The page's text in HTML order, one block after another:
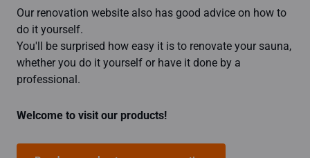
Our renovation website also has good advice on how to
do it yourself.
You'll be surprised how easy it is to renovate your sauna,
whether you do it yourself or have it done by a
professional.
Welcome to visit our products!